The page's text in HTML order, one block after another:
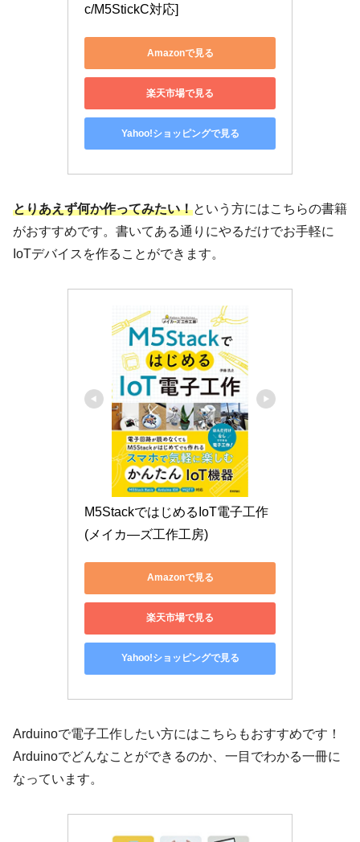
c/M5StickC対応]
Amazonで見る
楽天市場で見る
Yahoo!ショッピングで見る
とりあえず何か作ってみたい！という方にはこちらの書籍
がおすすめです。書いてある通りにやるだけでお手軽に
IoTデバイスを作ることができます。
M5StackではじめるIoT電子工作
(メイカ―ズ工作工房)
Amazonで見る
楽天市場で見る
Yahoo!ショッピングで見る
Arduinoで電子工作したい方にはこちらもおすすめです！
Arduinoでどんなことができるのか、一目でわかる一冊に
なっています。